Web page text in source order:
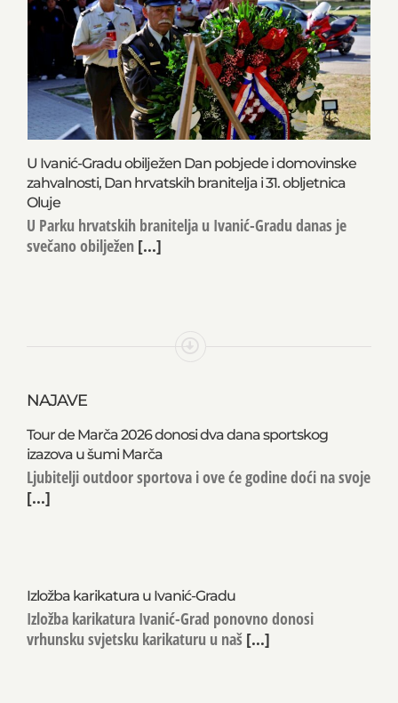
U Ivanić-Gradu obilježen Dan pobjede i domovinske
zahvalnosti, Dan hrvatskih branitelja i 31. obljetnica
Oluje
U Parku hrvatskih branitelja u Ivanić-Gradu danas je
svečano obilježen [...]
NAJAVE
Tour de Marča 2026 donosi dva dana sportskog
izazova u šumi Marča
Ljubitelji outdoor sportova i ove će godine doći na svoje
[...]
Izložba karikatura u Ivanić-Gradu
Izložba karikatura Ivanić-Grad ponovno donosi
vrhunsku svjetsku karikaturu u naš [...]